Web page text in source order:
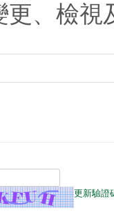
更、檢視
更新驗證